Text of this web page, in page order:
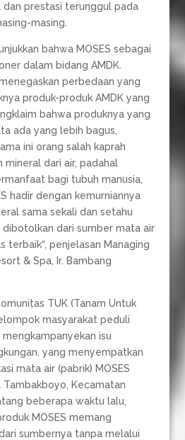
dan prestasi terunggul pada
masing.
bahwa MOSES sebagai
dalam bidang AMDK.
perbedaan yang
produk-produk AMDK yang
bahwa produknya yang
ada yang lebih bagus,
ini orang salah kaprah
mineral dari air, padahal
bagi tubuh manusia,
hadir dengan kemurniannya
sama sekali dan setahu
dari sumber mata air
terbaik“, penjelasan Managing
& Spa, Ir. Bambang
TUK (Tanam Untuk
masyarakat peduli
isu
yang menyempatkan
mata air (pabrik) MOSES
Kecamatan
beberapa waktu lalu,
MOSES memang
sumbernya tanpa melalui